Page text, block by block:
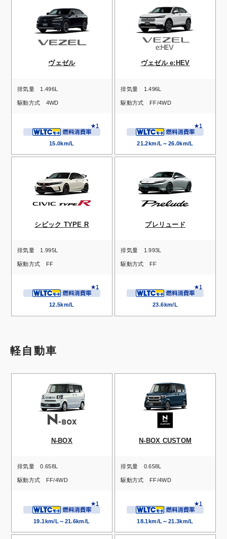
ヴェゼル
排気量 1.496L
駆動方式 4WD
15.0km/L
ヴェゼル e:HEV
排気量 1.496L
駆動方式 FF/4WD
21.2km/L～26.0km/L
シビック TYPE R
排気量 1.995L
駆動方式 FF
12.5km/L
プレリュード
排気量 1.993L
駆動方式 FF
23.6km/L
軽自動車
N-BOX
排気量 0.658L
駆動方式 FF/4WD
19.1km/L～21.6km/L
N-BOX CUSTOM
排気量 0.658L
駆動方式 FF/4WD
18.1km/L～21.3km/L